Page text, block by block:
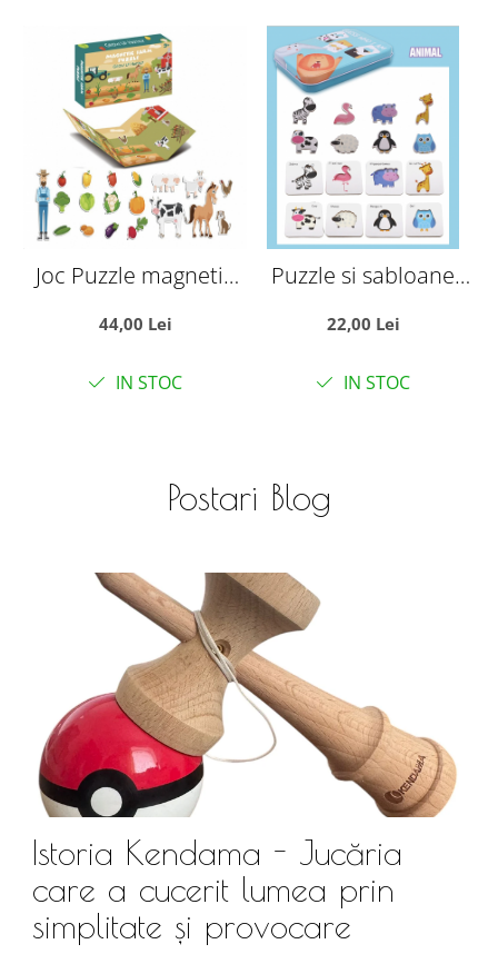
Joc Puzzle magnetic
44,00 Lei
IN STOC
Puzzle si sabloane
Ghici cine sunt?, in
22,00 Lei
IN STOC
Postari Blog
Istoria Kendama - Jucăria
care a cucerit lumea prin
simplitate și provocare